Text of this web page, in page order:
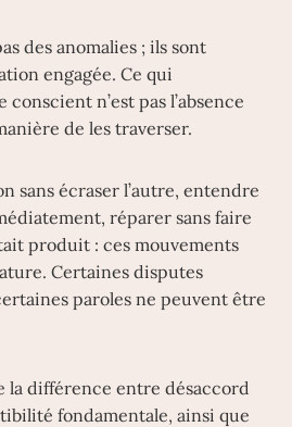
des anomalies ; ils sont
engagée. Ce qui
n’est pas l’absence
de les traverser.
sans écraser l’autre, entendre
réparer sans faire
produit : ces mouvements
Certaines disputes
paroles ne peuvent être
la différence entre désaccord
fondamentale, ainsi que